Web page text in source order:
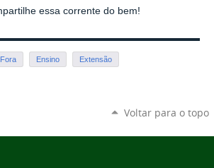
essa corrente do bem!
Ensino Extensão
Voltar para o topo